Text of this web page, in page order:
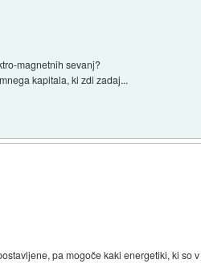
magnetnih sevanj?
kapitala, ki zdi zadaj...
pa mogoče kaki energetiki, ki so